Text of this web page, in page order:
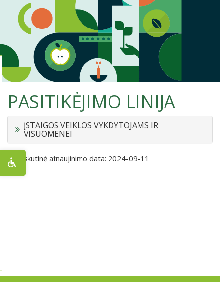
PASITIKĖJIMO LINIJA
ĮSTAIGOS VEIKLOS VYKDYTOJAMS IR
VISUOMENEI
Paskutinė atnaujinimo data: 2024-09-11